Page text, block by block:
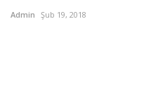
Admin Şub 19, 2018